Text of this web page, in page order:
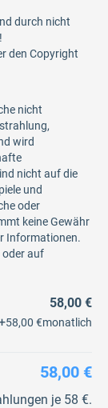
durch nicht
den Copyright
nicht
wird
nicht auf die
und
oder
keine Gewähr
Informationen.
oder auf
58,00 €
58,00 €monatlich
58,00 €
je 58 €.